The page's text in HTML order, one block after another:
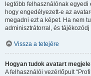
legtöbb felhasználónak egyedi
hogy engedélyezett-e az
megadni ezt a képet. Ha nem
adminisztrátorral, és
Vissza a tetejére
Hogyan tudok avatart
A felhasználói vezérlőpult